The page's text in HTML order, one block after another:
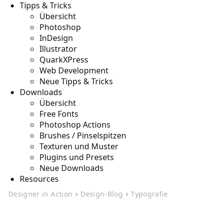
Tipps & Tricks
Übersicht
Photoshop
InDesign
Illustrator
QuarkXPress
Web Development
Neue Tipps & Tricks
Downloads
Übersicht
Free Fonts
Photoshop Actions
Brushes / Pinselspitzen
Texturen und Muster
Plugins und Presets
Neue Downloads
Resources
Designer in Action Design-Blog Typografie